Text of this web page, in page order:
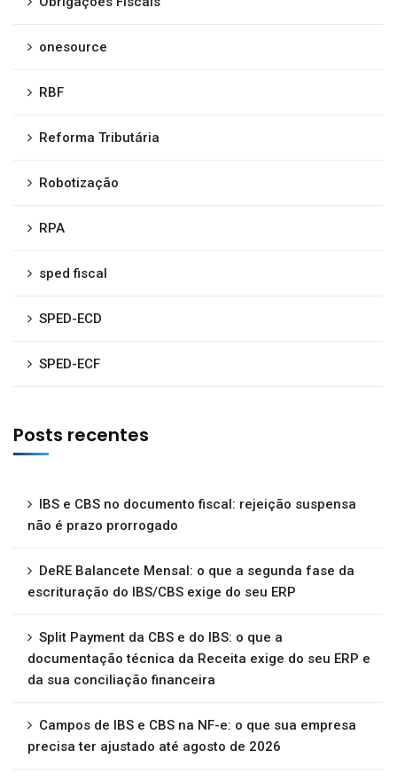
onesource
RBF
Reforma Tributária
Robotização
RPA
sped fiscal
SPED-ECD
SPED-ECF
Posts recentes
IBS e CBS no documento fiscal: rejeição suspensa
não é prazo prorrogado
DeRE Balancete Mensal: o que a segunda fase da
escrituração do IBS/CBS exige do seu ERP
Split Payment da CBS e do IBS: o que a
documentação técnica da Receita exige do seu ERP e
da sua conciliação financeira
Campos de IBS e CBS na NF-e: o que sua empresa
precisa ter ajustado até agosto de 2026